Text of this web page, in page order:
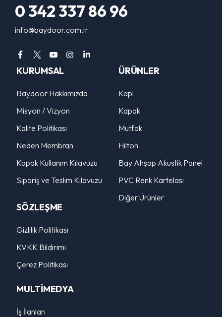
0 342 337 86 96
info@baydoor.com.tr
KURUMSAL
Baydoor Hakkımızda
Misyon / Vizyon
Kalite Politikası
Neden Membran
Kapak Kullanım Kılavuzu
Sipariş ve Teslim Kılavuzu
SÖZLEŞME
Gizlilik Politikası
KVKK Bildirimi
Çerez Politikası
ÜRÜNLER
Kapı
Kapak
Mutfak
Hilton
Bay Ahşap Akustik Panel
PVC Renk Kartelası
Diğer Ürünler
MULTİMEDYA
İş İlanları